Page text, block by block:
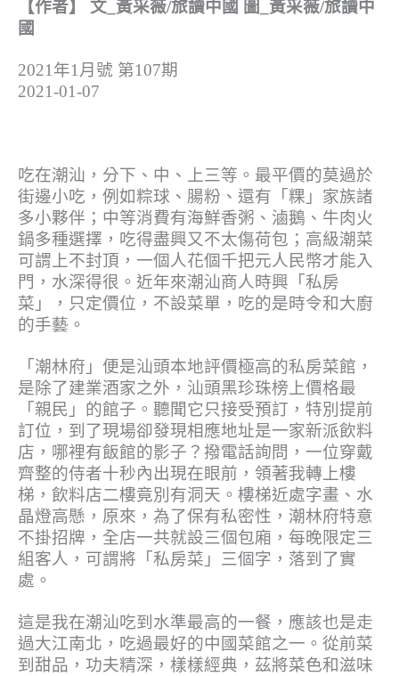
【作者】 文_黃采薇/旅讀中國 圖_黃采薇/旅讀中
國
2021年1月號 第107期
2021-01-07
吃在潮汕，分下、中、上三等。最平價的莫過於
街邊小吃，例如粽球、腸粉、還有「粿」家族諸
多小夥伴；中等消費有海鮮香粥、滷鵝、牛肉火
鍋多種選擇，吃得盡興又不太傷荷包；高級潮菜
可謂上不封頂，一個人花個千把元人民幣才能入
門，水深得很。近年來潮汕商人時興「私房
菜」，只定價位，不設菜單，吃的是時令和大廚
的手藝。
「潮林府」便是汕頭本地評價極高的私房菜館，
是除了建業酒家之外，汕頭黑珍珠榜上價格最
「親民」的館子。聽聞它只接受預訂，特別提前
訂位，到了現場卻發現相應地址是一家新派飲料
店，哪裡有飯館的影子？撥電話詢問，一位穿戴
齊整的侍者十秒內出現在眼前，領著我轉上樓
梯，飲料店二樓竟別有洞天。樓梯近處字畫、水
晶燈高懸，原來，為了保有私密性，潮林府特意
不掛招牌，全店一共就設三個包廂，每晚限定三
組客人，可謂將「私房菜」三個字，落到了實
處。
這是我在潮汕吃到水準最高的一餐，應該也是走
過大江南北，吃過最好的中國菜館之一。從前菜
到甜品，功夫精深，樣樣經典，茲將菜色和滋味